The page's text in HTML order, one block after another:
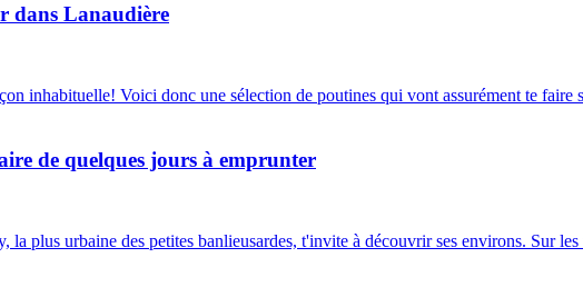
dans Lanaudière
inhabituelle! Voici donc une sélection de poutines qui vont assurément te faire
de quelques jours à emprunter
plus urbaine des petites banlieusardes, t'invite à découvrir ses environs. Sur